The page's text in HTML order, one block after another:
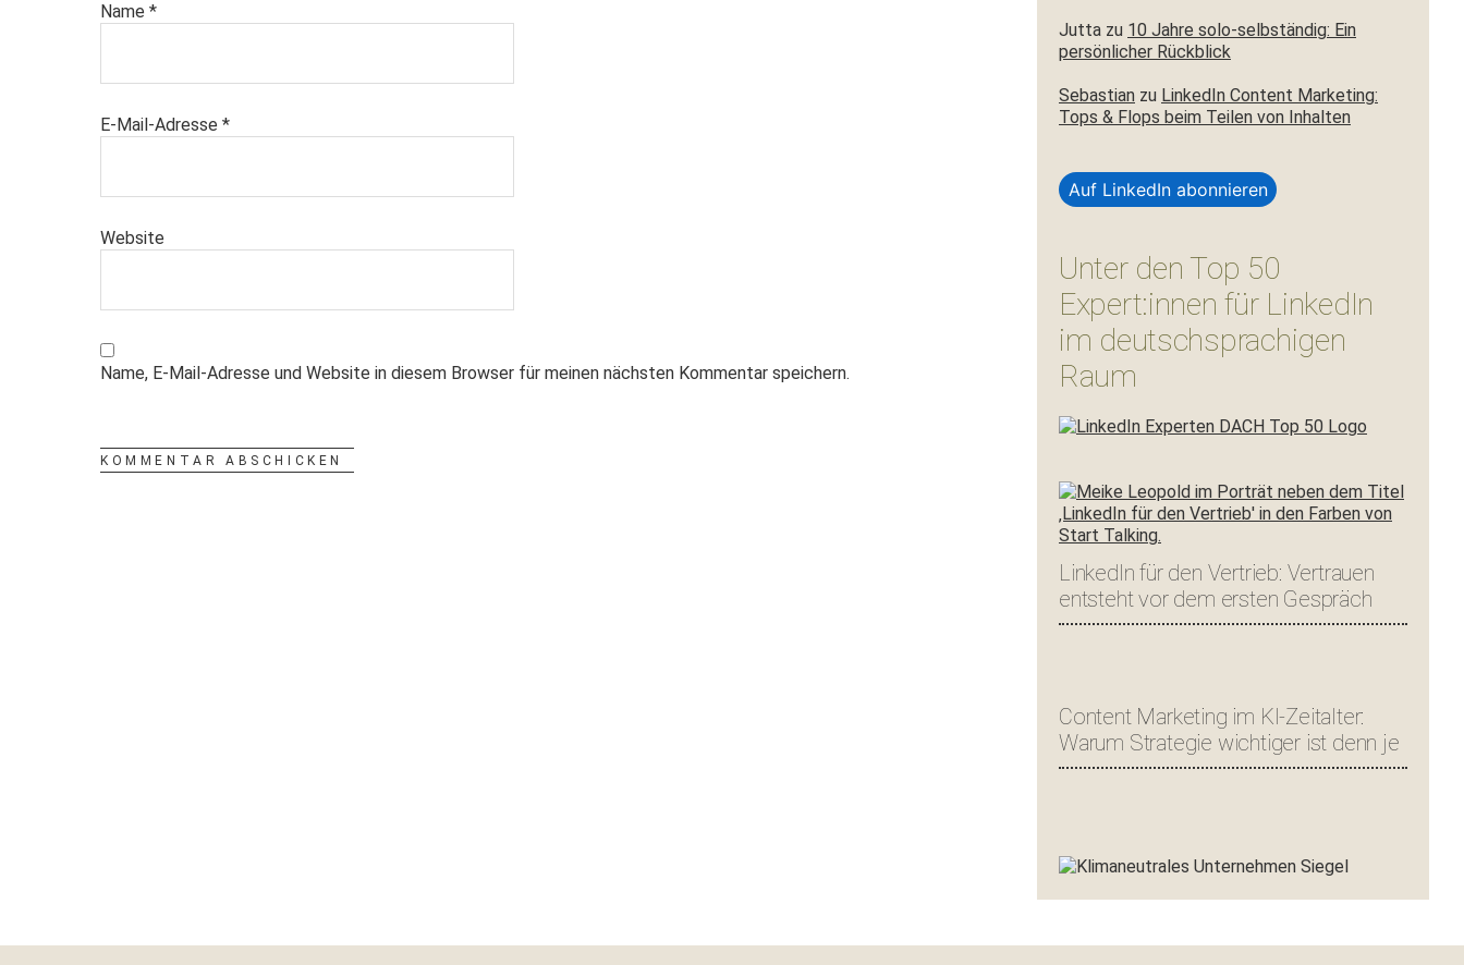
Name *
E-Mail-Adresse *
Website
Name, E-Mail-Adresse und Website in diesem Browser für meinen nächsten Kommentar speichern.
Jutta zu 10 Jahre solo-selbständig: Ein
persönlicher Rückblick
Sebastian zu LinkedIn Content Marketing:
Tops & Flops beim Teilen von Inhalten
Auf LinkedIn abonnieren
Unter den Top 50
Expert:innen für LinkedIn
im deutschsprachigen
Raum
LinkedIn für den Vertrieb: Vertrauen
entsteht vor dem ersten Gespräch
Content Marketing im KI-Zeitalter:
Warum Strategie wichtiger ist denn je